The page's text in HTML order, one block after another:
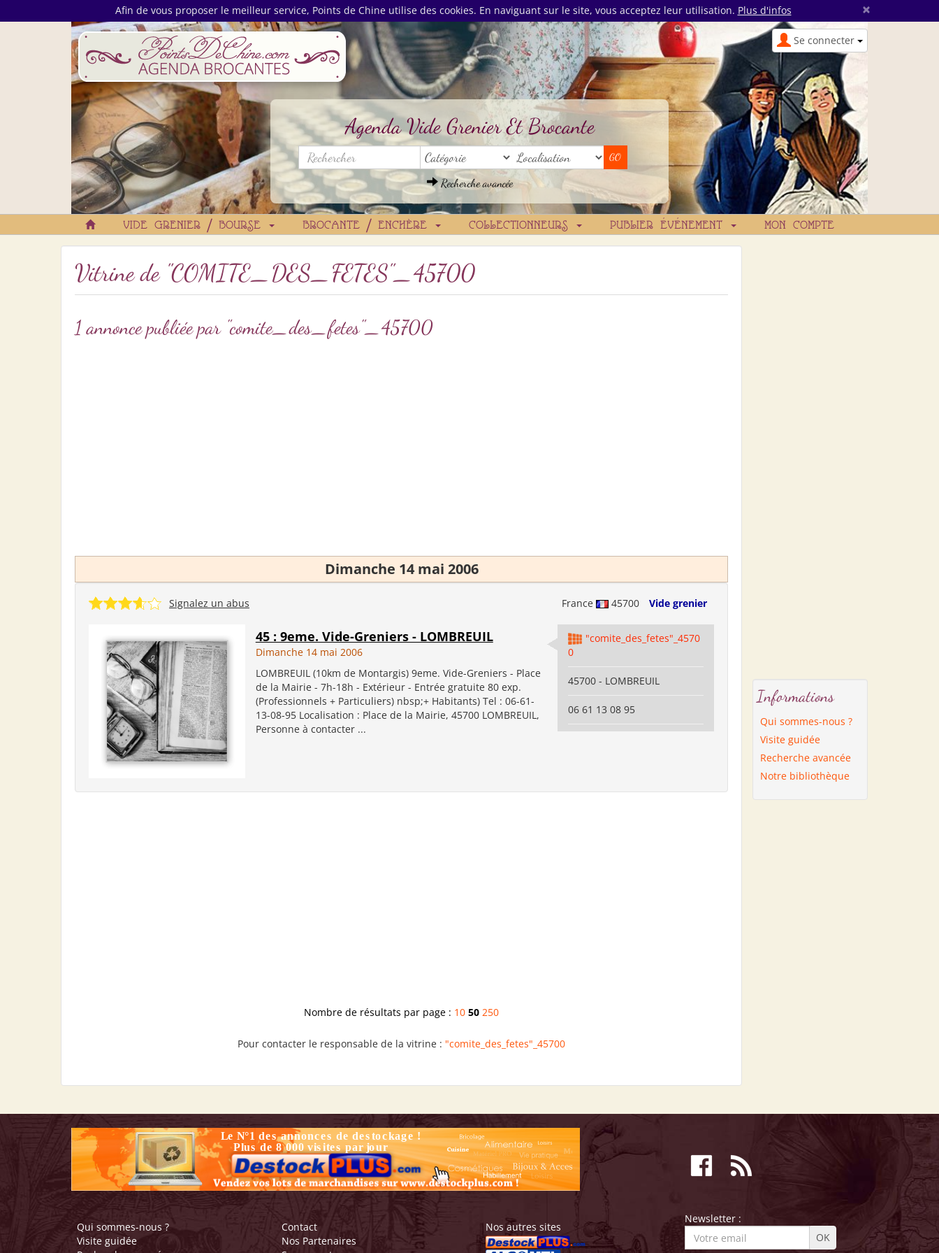
Afin de vous proposer le meilleur service, Points de Chine utilise des cookies. En naviguant sur le site, vous acceptez leur utilisation. Plus d'infos ×
Se connecter
Agenda Vide Grenier Et Brocante
Recherche avancée
VIDE GRENIER / BOURSE BROCANTE / ENCHÈRE COLLECTIONNEURS PUBLIER ÉVÉNEMENT MON COMPTE
Vitrine de "COMITE_DES_FETES"_45700
1 annonce publiée par "comite_des_fetes"_45700
Dimanche 14 mai 2006
France 45700 Vide grenier
Signalez un abus
45 : 9eme. Vide-Greniers - LOMBREUIL
Dimanche 14 mai 2006
LOMBREUIL (10km de Montargis) 9eme. Vide-Greniers - Place
de la Mairie - 7h-18h - Extérieur - Entrée gratuite 80 exp.
(Professionnels + Particuliers) nbsp;+ Habitants) Tel : 06-61-
13-08-95 Localisation : Place de la Mairie, 45700 LOMBREUIL,
Personne à contacter ...
"comite_des_fetes"_4570
0
45700 - LOMBREUIL
06 61 13 08 95
Nombre de résultats par page : 10 50 250
Pour contacter le responsable de la vitrine : "comite_des_fetes"_45700
Informations
Qui sommes-nous ?
Visite guidée
Recherche avancée
Notre bibliothèque
Qui sommes-nous ?
Visite guidée
Contact
Nos Partenaires
Nos autres sites
Newsletter :